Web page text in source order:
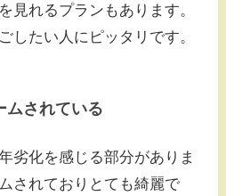
見れるプランもあります。
したい人にピッタリです。
ムされている
劣化を感じる部分がありま
されておりとても綺麗で